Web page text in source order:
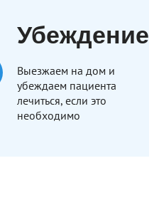
Убеждение
Выезжаем на дом и
убеждаем пациента
лечиться, если это
необходимо